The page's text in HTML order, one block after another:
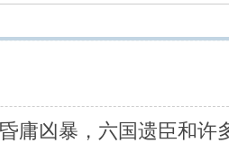
庸凶暴，六国遗臣和